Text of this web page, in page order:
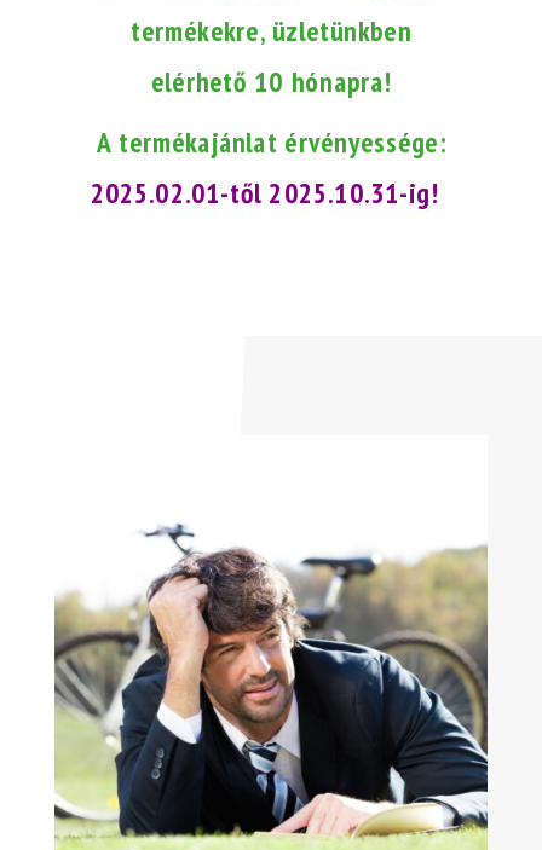
termékekre, üzletünkben
elérhető 10 hónapra!
A termékajánlat érvényessége:
2025.02.01-től 2025.10.31-ig!